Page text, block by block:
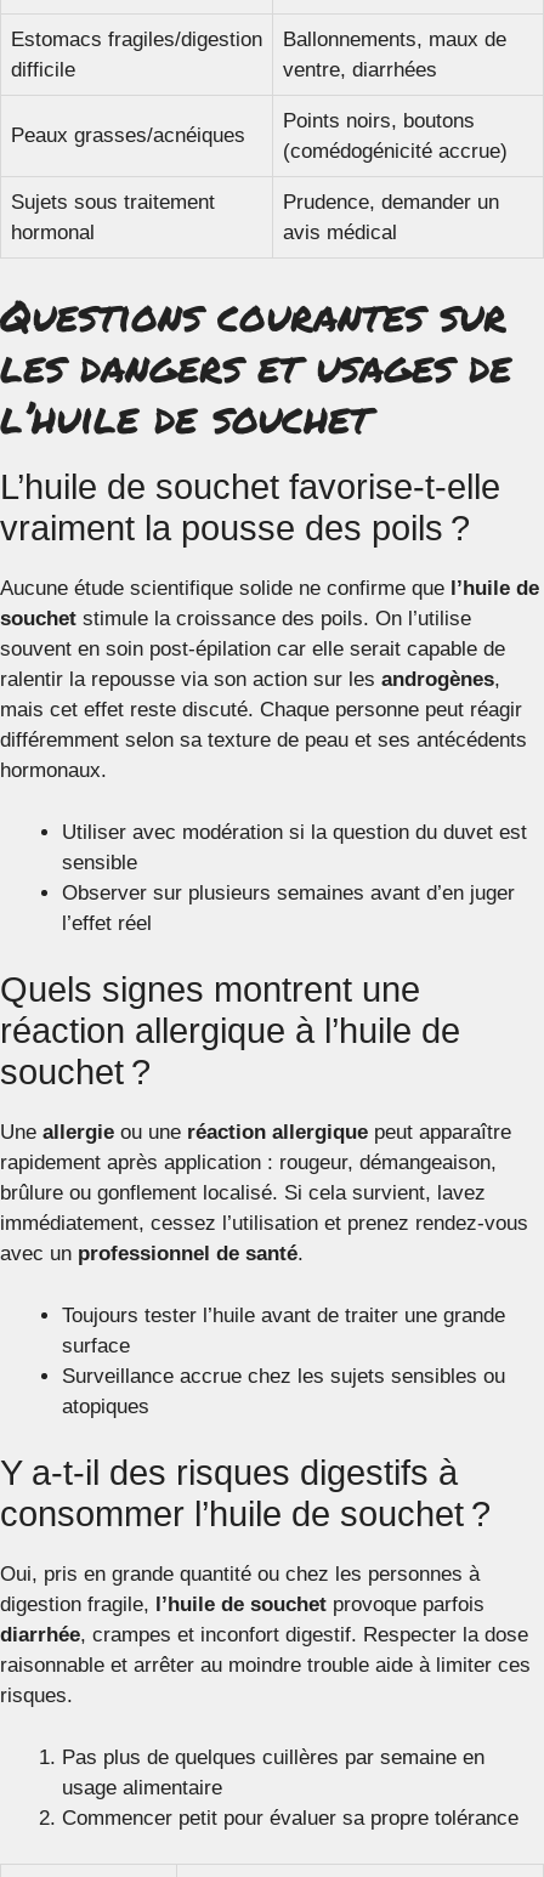
Estomacs fragiles/digestion
difficile
Ballonnements, maux de
ventre, diarrhées
Peaux grasses/acnéiques
Points noirs, boutons
(comédogénicité accrue)
Sujets sous traitement
hormonal
Prudence, demander un
avis médical
Questions courantes sur
les dangers et usages de
l’huile de souchet
L’huile de souchet favorise-t-elle
vraiment la pousse des poils ?
Aucune étude scientifique solide ne confirme que l’huile de
souchet stimule la croissance des poils. On l’utilise
souvent en soin post-épilation car elle serait capable de
ralentir la repousse via son action sur les androgènes,
mais cet effet reste discuté. Chaque personne peut réagir
différemment selon sa texture de peau et ses antécédents
hormonaux.
Utiliser avec modération si la question du duvet est
sensible
Observer sur plusieurs semaines avant d’en juger
l’effet réel
Quels signes montrent une
réaction allergique à l’huile de
souchet ?
Une allergie ou une réaction allergique peut apparaître
rapidement après application : rougeur, démangeaison,
brûlure ou gonflement localisé. Si cela survient, lavez
immédiatement, cessez l’utilisation et prenez rendez-vous
avec un professionnel de santé.
Toujours tester l’huile avant de traiter une grande
surface
Surveillance accrue chez les sujets sensibles ou
atopiques
Y a-t-il des risques digestifs à
consommer l’huile de souchet ?
Oui, pris en grande quantité ou chez les personnes à
digestion fragile,
l’huile de souchet provoque parfois
diarrhée, crampes et inconfort digestif. Respecter la dose
raisonnable et arrêter au moindre trouble aide à limiter ces
risques.
Pas plus de quelques cuillères par semaine en
usage alimentaire
Commencer petit pour évaluer sa propre tolérance